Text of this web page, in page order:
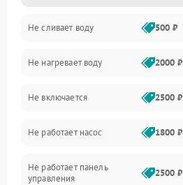
Электропитание
Датчики
Нагрев
Вода
Гигиена
Не сливает воду 500 ₽
Не нагревает воду 2000 ₽
Не включается 2500 ₽
Не работает насос 1800 ₽
Не работает панель
управления
2500 ₽